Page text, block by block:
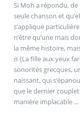
Si Moh a répondu, de
seule chanson et
s’applique
n’être qu’une mais
la même histoire,
is (La fille aux yeux
sonorités grecques,
naissant, qui
que le dernier
manière implacable ...